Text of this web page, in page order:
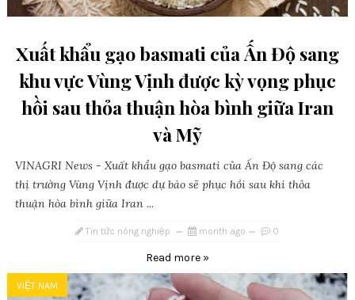
Xuất khẩu gạo basmati của Ấn Độ sang
khu vực Vùng Vịnh được kỳ vọng phục
hồi sau thỏa thuận hòa bình giữa Iran
và Mỹ
VINAGRI News - Xuất khẩu gạo basmati của Ấn Độ sang các
thị trường Vùng Vịnh được dự báo sẽ phục hồi sau khi thỏa
thuận hòa bình giữa Iran ...
Tin tức nông nghiệp month ago 0
Read more »
VIỆT NAM